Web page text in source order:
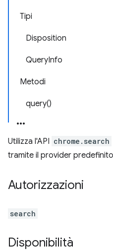
Tipi
Disposition
QueryInfo
Metodi
query()
Utilizza l'API chrome.search
tramite il provider
Autorizzazioni
search
Disponibilità